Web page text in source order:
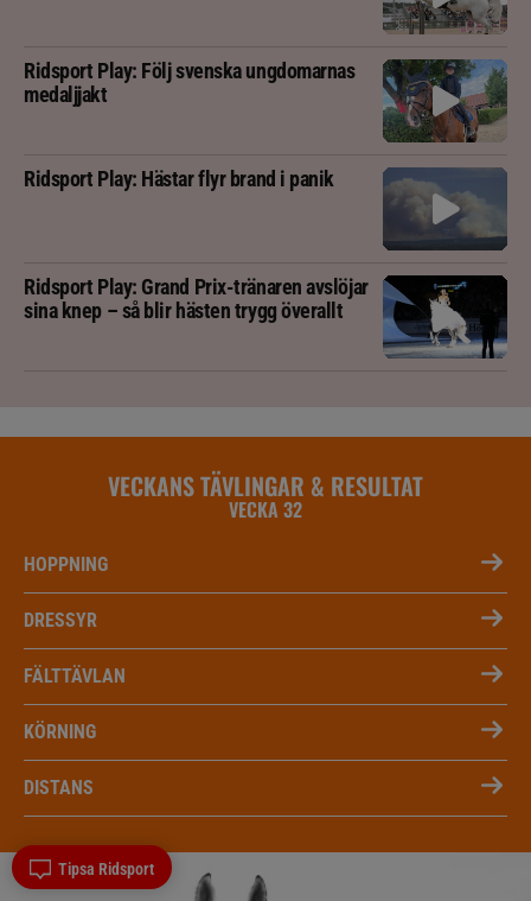
Ridsport Play: Följ svenska ungdomarnas
medaljjakt
Ridsport Play: Hästar flyr brand i panik
Ridsport Play: Grand Prix-tränaren avslöjar
sina knep – så blir hästen trygg överallt
VECKANS TÄVLINGAR & RESULTAT
VECKA 32
HOPPNING
DRESSYR
FÄLTTÄVLAN
KÖRNING
DISTANS
Tipsa Ridsport